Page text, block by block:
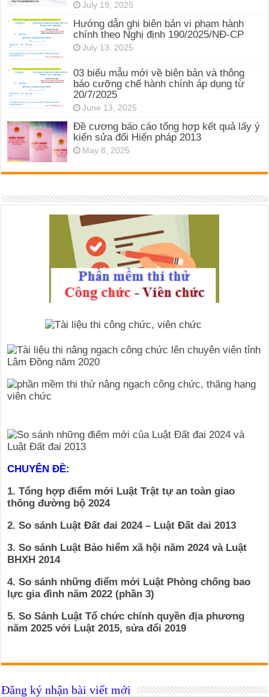
July 19, 2025
Hướng dẫn ghi biên bản vi phạm hành
chính theo Nghị định 190/2025/NĐ-CP
July 13, 2025
03 biểu mẫu mới về biên bản và thông
báo cưỡng chế hành chính áp dụng từ
20/7/2025
June 13, 2025
Đề cương báo cáo tổng hợp kết quả lấy ý
kiến sửa đổi Hiến pháp 2013
May 8, 2025
CHUYÊN ĐỀ:
1. Tổng hợp điểm mới Luật Trật tự an toàn giao
thông đường bộ 2024
2. So sánh Luật Đất đai 2024 – Luật Đất đai 2013
3. So sánh Luật Bảo hiểm xã hội năm 2024 và Luật
BHXH 2014
4. So sánh những điểm mới Luật Phòng chống bao
lực gia đình năm 2022 (phần 3)
5. So Sánh Luật Tổ chức chính quyền địa phương
năm 2025 với Luật 2015, sửa đổi 2019
Đăng ký nhận bài viết mới